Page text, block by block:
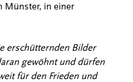
Münster, in einer
erschütternden Bilder
gewöhnt und dürfen
für den Frieden und